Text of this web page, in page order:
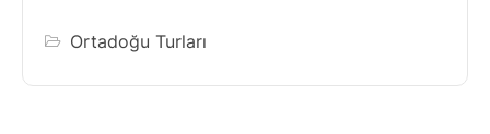
Ortadoğu Turları